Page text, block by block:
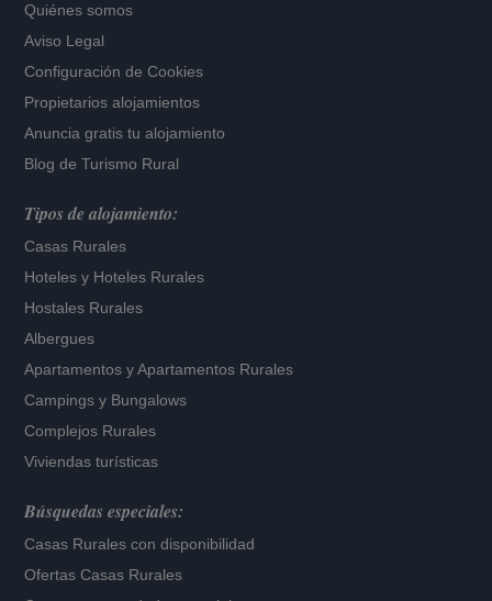
Quiénes somos
Aviso Legal
Configuración de Cookies
Propietarios alojamientos
Anuncia gratis tu alojamiento
Blog de Turismo Rural
Tipos de alojamiento:
Casas Rurales
Hoteles y Hoteles Rurales
Hostales Rurales
Albergues
Apartamentos yApartamentos Rurales
Campings y Bungalows
Complejos Rurales
Viviendas turísticas
Búsquedas especiales:
Casas Rurales con disponibilidad
Ofertas Casas Rurales